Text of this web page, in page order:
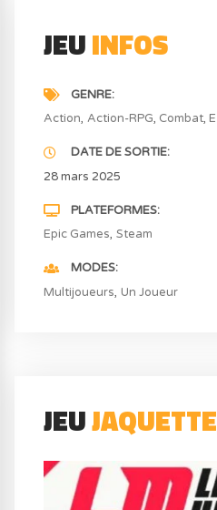
JEUINFOS
GENRE
Action Action-RPG Combat E
DATE DE SORTIE
28 mars 2025
PLATEFORMES
Epic Games Steam
MODES
Multijoueurs Un Joueur
JEUJAQUETTE